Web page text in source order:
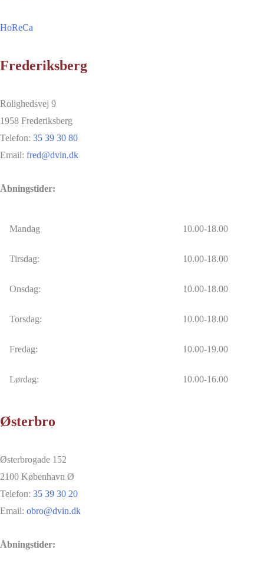
HoReCa
Frederiksberg
Rolighedsvej 9
1958 Frederiksberg
Telefon: 35 39 30 80
Email: fred@dvin.dk
Åbningstider:
Mandag 10.00-18.00
Tirsdag: 10.00-18.00
Onsdag: 10.00-18.00
Torsdag: 10.00-18.00
Fredag: 10.00-19.00
Lørdag: 10.00-16.00
Østerbro
Østerbrogade 152
2100 København Ø
Telefon: 35 39 30 20
Email: obro@dvin.dk
Åbningstider: